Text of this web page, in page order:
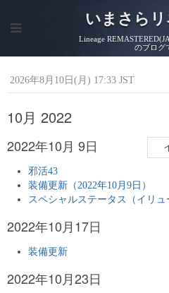
いまさら
Lineage
のブログ
2026年8月10日(月) 17:33 JST
10月 2022
2022年10月 9日
邪活43
装備更新（2022年10月9日）
スペシャルステータス（イリュ
2022年10月17日
装備更新
2022年10月23日